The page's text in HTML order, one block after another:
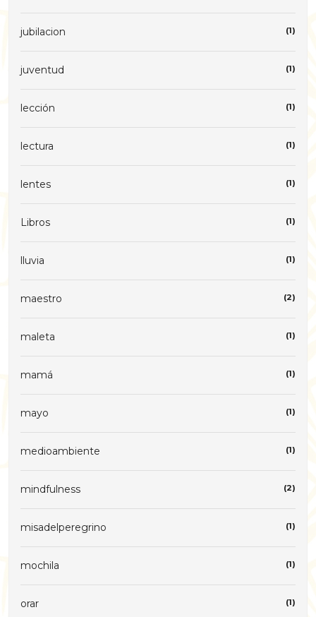
jubilacion (1)
juventud (1)
lección (1)
lectura (1)
lentes (1)
Libros (1)
lluvia (1)
maestro (2)
maleta (1)
mamá (1)
mayo (1)
medioambiente (1)
mindfulness (2)
misadelperegrino (1)
mochila (1)
orar (1)